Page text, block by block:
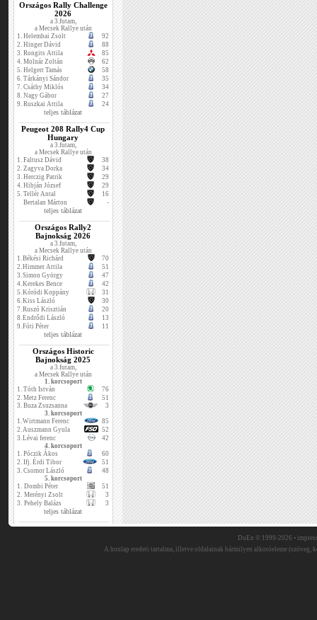
Országos Rally Challenge
2026
a 3.futam,
a Mecsek Rallye után
1. Helembai Zsolt
92
2. Hinger Dávid
88
3. Rongits Attila
85
4. Molnár Zoltán
62
5. Helgert Tamás
58
6. Tárkányi Sándor
35
7. Csáthy Miklós
34
8. Nagy Gábor
27
9. Ruszkai Attila 24
teljes táblázat
Peugeot 208 Rally4 Cup
Hungary
a 3.futam,
a Mecsek Rallye után
1. Faltusz Dávid
38
2. Zagyva Dorka
34
3. Herczig Patrik
29
4. Hibján József
29
5. Tellér Antal
16
Bertalan Márton
-
teljes táblázat
Országos Rally2
Bajnokság 2026
a 3.futam,
a Mecsek Rallye után
1.Békési Richárd
70
2.Himmer Attila
51
3.Simon György
47
4.Kerekes Bence
42
5.Kóródi Koppány
31
6.Kiss László
30
7.Ruszó Krisztián
20
8.Endrődi László
13
9.Fóti Péter 11
teljes táblázat
Országos Historic
Bajnokság 2025
a 3.futam,
a Mecsek Rallye után
1. korcsoport
1. Tóth István
76
2. Metz Ferenc
51
3. Buza Zsuzsanna
3
3. korcsoport
1.Wirtmann Ferenc
85
2.Auszmann Gyula
52
3.Lévai ferenc
42
4. korcsoport
1. Póczik Ákos
60
2. Ifj. Érdi Tibor
51
3. Csomor László
48
5. korcsoport
1. Dombi Péter
51
2. Merényi Zsolt
3
3. Pehely Balázs 3
teljes táblázat
DuEn © 1999-2026 •
A honlap eredeti tartalma, illetve oldalainak bármilyen alkotóeleme (szöveg,